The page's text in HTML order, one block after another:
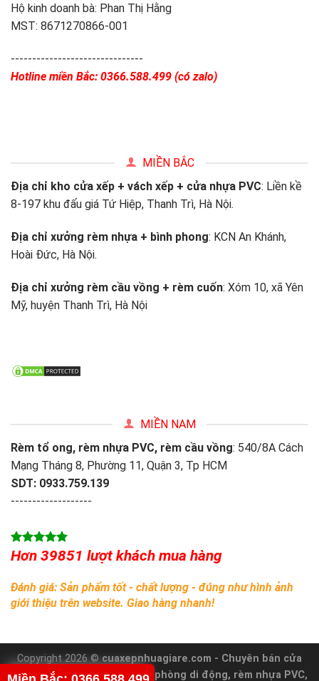
Hộ kinh doanh bà: Phan Thị Hằng
MST: 8671270866-001
-------------------------------
Hotline miền Bắc: 0366.588.499 (có zalo)
MIỀN BẮC
Địa chỉ kho cửa xếp + vách xếp + cửa nhựa PVC: Liền kề
8-197 khu đấu giá Tứ Hiệp, Thanh Trì, Hà Nội.
Địa chỉ xưởng rèm nhựa + bình phong: KCN An Khánh,
Hoài Đức, Hà Nội.
Địa chỉ xưởng rèm cầu vồng + rèm cuốn: Xóm 10, xã Yên
Mỹ, huyện Thanh Trì, Hà Nội
MIỀN NAM
Rèm tổ ong, rèm nhựa PVC, rèm cầu vồng: 540/8A Cách
Mạng Tháng 8, Phường 11, Quận 3, Tp HCM
SDT: 0933.759.139
-------------------
Hơn 39851 lượt khách mua hàng
Đánh giá: Sản phẩm tốt - chất lượng - đúng như hình ảnh
giới thiệu trên website. Giao hàng nhanh!
Copyright 2026 ©cuaxepnhuagiare.com - Chuyên bán cửa
xếp nhựa - nhôm, vách ngăn phòng di động, rèm nhựa PVC,